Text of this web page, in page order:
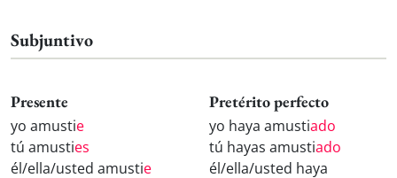
Subjuntivo
Presente
yo amustie
tú amusties
él/ella/usted amustie
Pretérito perfecto
yo haya amustiado
tú hayas amustiado
él/ella/usted haya